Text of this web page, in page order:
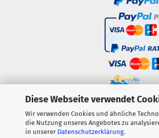
Diese Webseite verwendet
Wir verwenden Cookies und ähnliche
die Nutzung unseres Angebotes zu
in unserer Datenschutzerklärung.